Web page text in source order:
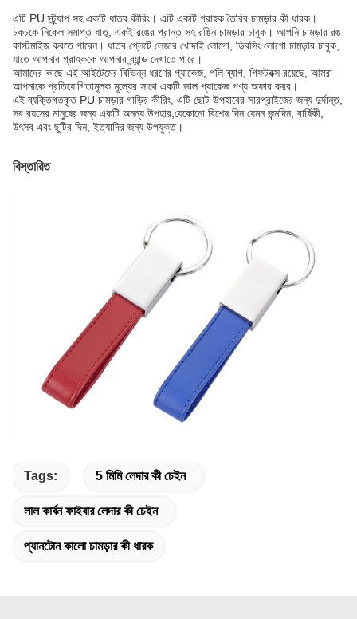
এটি PU স্ট্র্যাপ সহ একটি ধাতব কীরিং। এটি একটি গ্রাহক তৈরির চামড়ার কী ধারক।
চকচকে নিকেল সমাপ্ত ধাতু, একই রঙের প্রান্ত সহ রঙিন চামড়ার চাবুক। আপনি চামড়ার রঙ
কাস্টমাইজ করতে পারেন। ধাতব প্লেটে লেজার খোদাই লোগো, ডিবসিং লোগো চামড়ার চাবুক,
যাতে আপনার গ্রাহককে আপনার ব্র্যান্ড দেখাতে পারে।
আমাদের কাছে এই আইটেমের বিভিন্ন ধরণের প্যাকেজ, পলি ব্যাগ, গিফটবক্স রয়েছে, আমরা
আপনাকে প্রতিযোগিতামূলক মূল্যের সাথে একটি ভাল প্যাকেজ পণ্য অফার করব।
এই ব্যক্তিগতকৃত PU চামড়ার গাড়ির কীরিং, এটি ছোট উপহারের সারপ্রাইজের জন্য দুর্দান্ত,
সব বয়সের মানুষের জন্য একটি অনন্য উপহার;যেকোনো বিশেষ দিন যেমন জন্মদিন, বার্ষিকী,
উৎসব এবং ছুটির দিন, ইত্যাদির জন্য উপযুক্ত।
বিস্তারিত
Tags: 5 মিমি লেদার কী চেইন
লাল কার্বন ফাইবার লেদার কী চেইন
প্যানটোন কালো চামড়ার কী ধারক